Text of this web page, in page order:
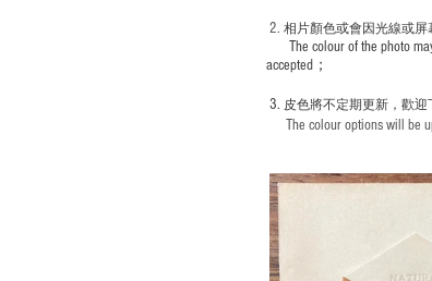
2. 相片顏色或會因光線或屏
The colour of the photo
accepted；
3. 皮色將不定期更新，歡
The colour options will be